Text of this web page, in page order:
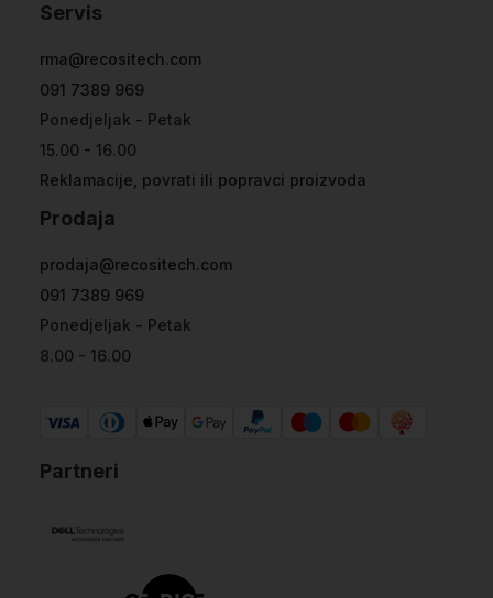
Servis
rma@recositech.com
091 7389 969
Ponedjeljak - Petak
15.00 - 16.00
Reklamacije, povrati ili popravci proizvoda
Prodaja
prodaja@recositech.com
091 7389 969
Ponedjeljak - Petak
8.00 - 16.00
Partneri